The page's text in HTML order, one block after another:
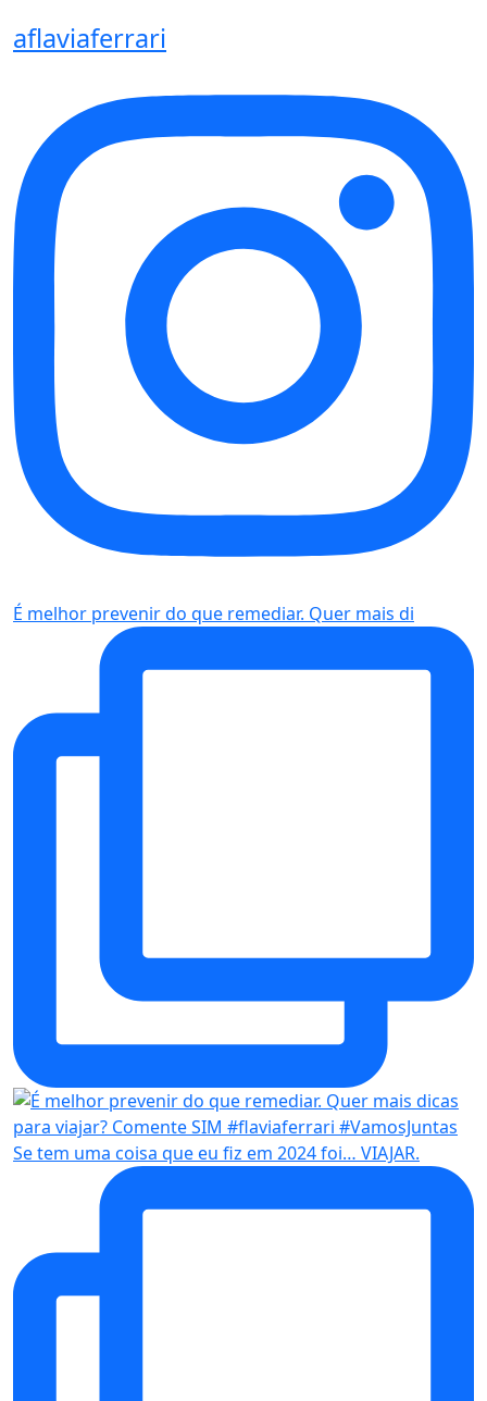
aflaviaferrari
É melhor prevenir do que remediar. Quer mais di
Se tem uma coisa que eu fiz em 2024 foi… VIAJAR.